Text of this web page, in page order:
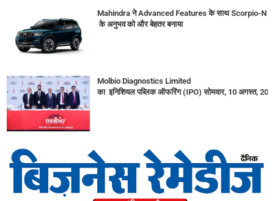
Mahindra ने Advanced Features के साथ Scorpio-N
के अनुभव को और बेहतर बनाया
Molbio Diagnostics Limited
का इनिशियल पब्लिक ऑफरिंग (IPO) सोमवार, 10 अगस्त,